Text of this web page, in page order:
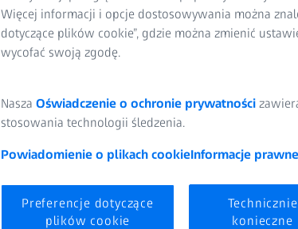
Więcej informacji i opcje dostosowywania można
dotyczące plików cookie”, gdzie można zmienić
wycofać swoją zgodę.
Nasza Oświadczenie o ochronie prywatności
stosowania technologii śledzenia.
Powiadomienie o plikach cookieInformacje prawne
Preferencje dotyczące
plików cookie
Technicznie
konieczne